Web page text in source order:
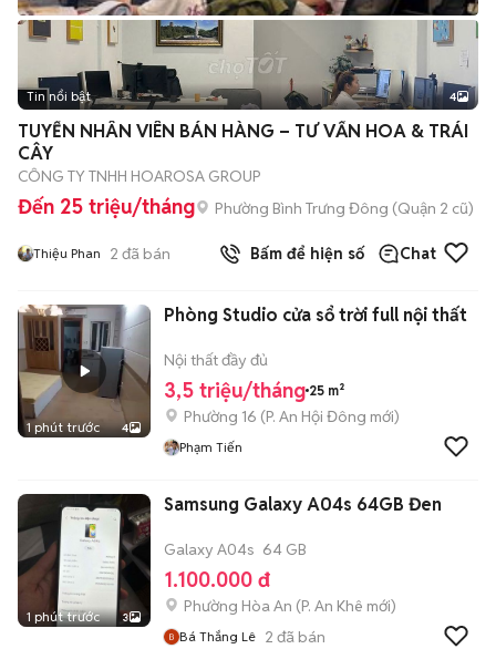
Tin nổi bật 4
TUYỂN NHÂN VIÊN BÁN HÀNG – TƯ VẤN HOA & TRÁI
CÂY
CÔNG TY TNHH HOAROSA GROUP
Đến 25 triệu/tháng Phường Bình Trưng Đông (Quận 2 cũ)
Thiệu Phan 2 đã bán Bấm để hiện số Chat
1 phút trước 4
Phòng Studio cửa sổ trời full nội thất
Nội thất đầy đủ
3,5 triệu/tháng 25 m²
Phường 16 (P. An Hội Đông mới)
Phạm Tiến
1 phút trước 3
Samsung Galaxy A04s 64GB Đen
Galaxy A04s 64 GB
1.100.000 đ
Phường Hòa An (P. An Khê mới)
Bá Thắng Lê 2 đã bán